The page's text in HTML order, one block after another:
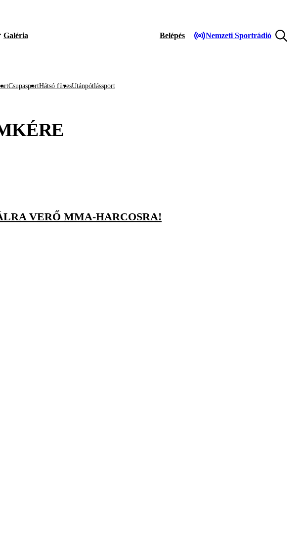
Galéria Belépés Nemzeti Sportrádió
CsupasportHátsó füvesUtánpótlássport
VERŐ MMA-HARCOSRA!